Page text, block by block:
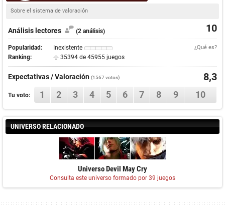
Sobre el sistema de valoración
10
Análisis lectores (2 análisis)
Popularidad: Inexistente ¿Qué es?
Ranking: 35394 de 45955 juegos
Expectativas / Valoración (1567votos) 8,3
Tu voto: 1 2 3 4 5 6 7 8 9 10
UNIVERSO RELACIONADO
Universo Devil May Cry
Consulta este universo formado por 39 juegos